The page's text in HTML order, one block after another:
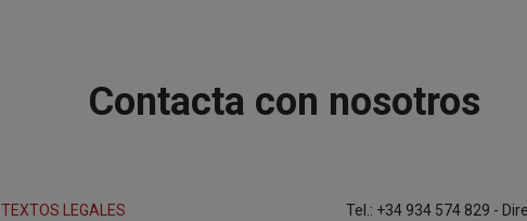
Contacta con nosotros
TEXTOS LEGALES Tel.: +34 934 574 829 -